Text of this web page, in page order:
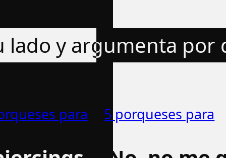
lado y argumenta por
para 5 porqueses para